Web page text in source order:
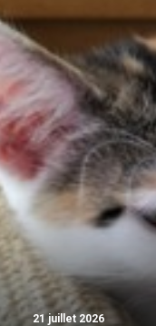
21 juillet 2026